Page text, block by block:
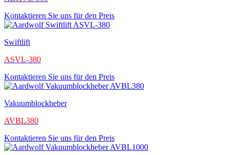
Kontaktieren Sie uns für den Preis
Swiftlift
ASVL-380
Kontaktieren Sie uns für den Preis
Vakuumblockheber
AVBL380
Kontaktieren Sie uns für den Preis